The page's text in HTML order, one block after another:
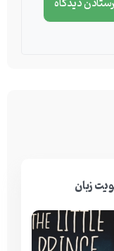
زبان